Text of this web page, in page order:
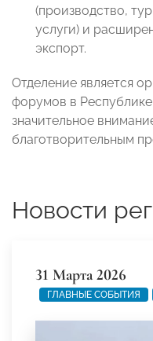
(производство,
услуги) и
экспорт.
Отделение является
форумов в
значительное
благотворительным
Новости
31 Марта 2026
ГЛАВНЫЕ СОБЫТИЯ